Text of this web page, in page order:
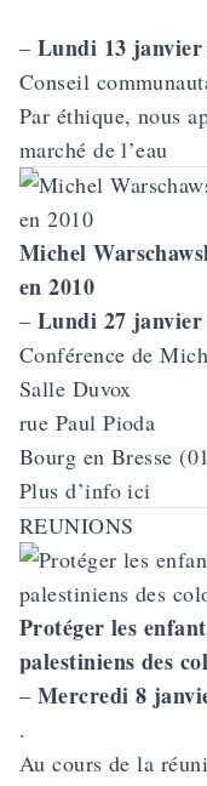
– Lundi 13 janvier
Conseil
Par éthique, nous
marché de l’eau
Michel
en 2010
– Lundi 27 janvier
Conférence de
Salle Duvox
rue Paul Pioda
Bourg en Bresse
Plus d’infoici
REUNIONS
Protéger les
palestiniens des
– Mercredi 8
.
Au cours de la